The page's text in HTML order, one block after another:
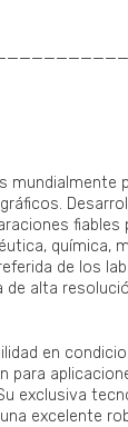
mundialmente
química,
de los
alta
en
para
exclusiva
excelente